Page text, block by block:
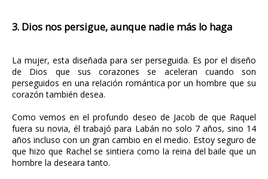
3. Dios nos persigue, aunque nadie más lo haga
La mujer, esta diseñada para ser perseguida. Es por el diseño
de Dios que sus corazones se aceleran cuando son
perseguidos en una relación romántica por un hombre que su
corazón también desea.
Como vemos en el profundo deseo de Jacob de que Raquel
fuera su novia, él trabajó para Labán no solo 7 años, sino 14
años incluso con un gran cambio en el medio. Estoy seguro de
que hizo que Rachel se sintiera como la reina del baile que un
hombre la deseara tanto.